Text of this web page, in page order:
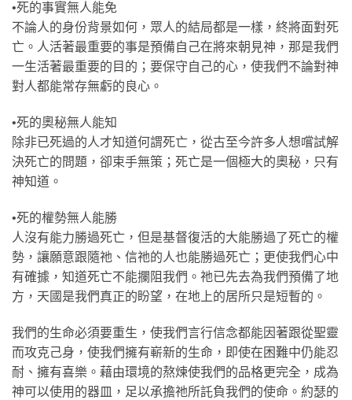
•死的事實無人能免
不論人的身份背景如何，眾人的結局都是一樣，終將面對死
亡。人活著最重要的事是預備自己在將來朝見神，那是我們
一生活著最重要的目的；要保守自己的心，使我們不論對神
對人都能常存無虧的良心。
•死的奧秘無人能知
除非已死過的人才知道何謂死亡，從古至今許多人想嚐試解
決死亡的問題，卻束手無策；死亡是一個極大的奧秘，只有
神知道。
•死的權勢無人能勝
人沒有能力勝過死亡，但是基督復活的大能勝過了死亡的權
勢，讓願意跟隨祂、信祂的人也能勝過死亡；更使我們心中
有確據，知道死亡不能攔阻我們。祂已先去為我們預備了地
方，天國是我們真正的盼望，在地上的居所只是短暫的。
我們的生命必須要重生，使我們言行信念都能因著跟從聖靈
而攻克己身，使我們擁有嶄新的生命，即使在困難中仍能忍
耐、擁有喜樂。藉由環境的熬煉使我們的品格更完全，成為
神可以使用的器皿，足以承擔祂所託負我們的使命。約瑟的